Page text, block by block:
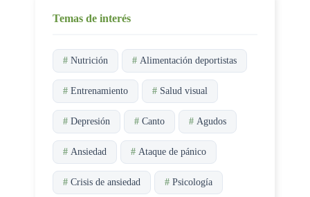
Temas de interés
# Nutrición # Alimentación deportistas
# Entrenamiento # Salud visual
# Depresión # Canto # Agudos
# Ansiedad # Ataque de pánico
# Crisis de ansiedad # Psicología